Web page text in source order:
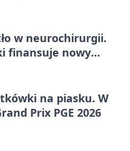
w neurochirurgii.
finansuje nowy
na piasku. W
Prix PGE 2026